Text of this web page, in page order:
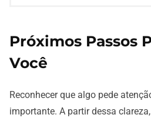
Próximos Passos
Você
Reconhecer que algo pede
importante. A partir dessa